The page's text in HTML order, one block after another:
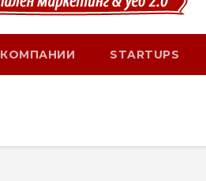
КОМПАНИИ STARTUPS